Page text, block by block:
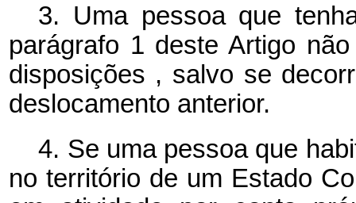
3. Uma pessoa que
parágrafo 1 deste Artigo
disposições , salvo se
deslocamento anterior.
4. Se uma pessoa que
no território de um Estado